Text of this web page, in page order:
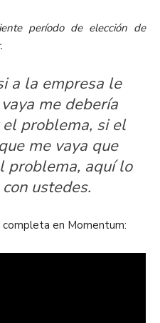
período de elección de
a la empresa le
me debería
problema, si el
me vaya que
problema, aquí lo
ustedes.
en Momentum: